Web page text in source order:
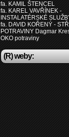
fa. KAMIL ŠTENCEL
fa. KAREL VAVŘÍNEK -
INSTALATÉRSKÉ
fa. DAVID KOŘENÝ -
POTRAVINY Dagmar
OKO potraviny
(R) weby: